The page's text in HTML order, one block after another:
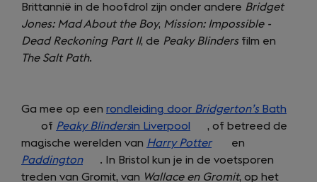
Brittannië in de hoofdrol zijn onder andere Bridget
Jones: Mad About the Boy, Mission: Impossible -
Dead Reckoning Part II, de Peaky Blinders film en
The Salt Path.
Ga mee op een rondleiding door Bridgerton’s Bath
of Peaky Blindersin Liverpool (opens
in
a
new
, of betreed de
magische werelden van Harry Potter(opens
in
a
en
Paddington(opens
in
. In Bristol kun je in de voetsporen
treden van Gromit, van Wallace en Gromit, op het